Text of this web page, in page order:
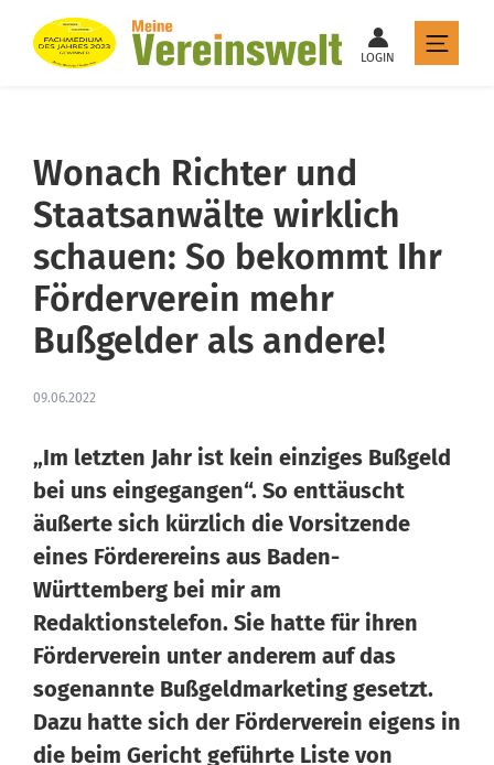
LOGIN
Wonach Richter und
Staatsanwälte wirklich
schauen: So bekommt Ihr
Förderverein mehr
Bußgelder als andere!
09.06.2022
„Im letzten Jahr ist kein einziges Bußgeld
bei uns eingegangen“. So enttäuscht
äußerte sich kürzlich die Vorsitzende
eines Förderereins aus Baden-
Württemberg bei mir am
Redaktionstelefon. Sie hatte für ihren
Förderverein unter anderem auf das
sogenannte Bußgeldmarketing gesetzt.
Dazu hatte sich der Förderverein eigens in
die beim Gericht geführte Liste von
Wissen von Vero Ihr KI-Agent
Hallo, ich bin Vero Ihr digitaler Vereinshelfer in Meine
Vereinswelt. Ich gebe Ihnen schnell Antworten aus dem